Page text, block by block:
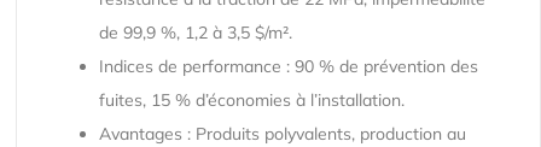
de 99,9 %, 1,2 à 3,5 $/m².
Indices de performance : 90 % de prévention des
fuites, 15 % d’économies à l’installation.
Avantages : Produits polyvalents, production au